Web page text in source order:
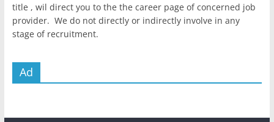
title , wil direct you to the the career page of concerned job
provider. We do not directly or indirectly involve in any
stage of recruitment.
Ad